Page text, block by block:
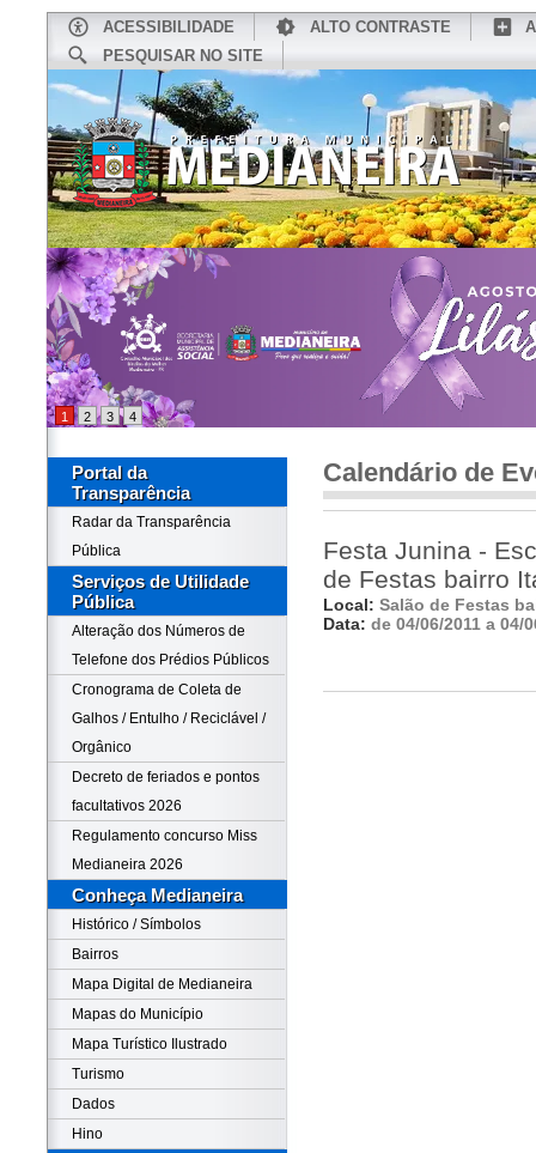
ACESSIBILIDADE ALTO CONTRASTE
PESQUISAR NO SITE
CONHEÇA MEDIANEIRA
1 2 3 4
Portal da
Transparência
Radar da Transparência
Pública
Serviços de Utilidade
Pública
Alteração dos Números de
Telefone dos Prédios Públicos
Cronograma de Coleta de
Galhos / Entulho / Reciclável /
Orgânico
Decreto de feriados e pontos
facultativos 2026
Regulamento concurso Miss
Medianeira 2026
Conheça Medianeira
Histórico / Símbolos
Bairros
Mapa Digital de Medianeira
Mapas do Município
Mapa Turístico Ilustrado
Turismo
Dados
Hino
Calendário de
Festa Junina -
de Festas bairro
Local: Salão de Festas
Data: de 04/06/2011 a 04/